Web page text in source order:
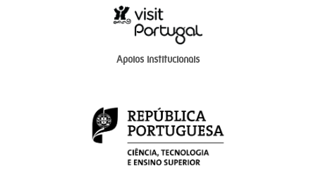
Apoios institucionais